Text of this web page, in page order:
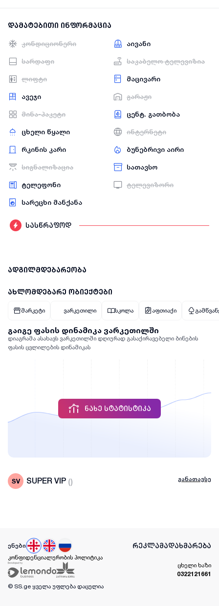
დამატებითი ინფორმაცია
კონდიციონერი აივანი
სარდაფი საკაბელო ტელევიზია
ლიფტი მაცივარი
ავეჯი გარაჟი
მინა-პაკეტი ცენტ. გათბობა
ცხელი წყალი ინტერნეტი
რკინის კარი ბუნებრივი აირი
სიგნალიზაცია სათავსო
ტელეფონი ტელევიზორი
სარეცხი მანქანა
სასწრაფოდ
ადგილმდებარეობა
ახლომდებარე ობიექტები
მარკეტი ვარკეთილი სკოლა აფთიაქი
გაიგე ფასის დინამიკა ვარკეთილში
დიაგრამა ასახავს ვარკეთილში დღიურად გასაქირავებელი ბინების
ფასის ცვლილების დინამიკას
ᲜᲐᲮᲔ ᲡᲢᲐᲢᲘᲡᲢᲘᲙᲐ
SUPER VIP () განათავსე
ენები რეკლამადახმარება
კონფიდენციალურობის პოლიტიკა
ცხელი ხაზი
0322121661
© SS.ge ყველა უფლება დაცულია